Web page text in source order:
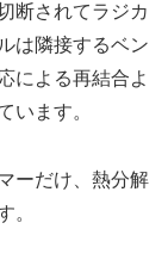
断されてラジカ
は隣接するベン
による再結合よ
います。
ーだけ、熱分解
。